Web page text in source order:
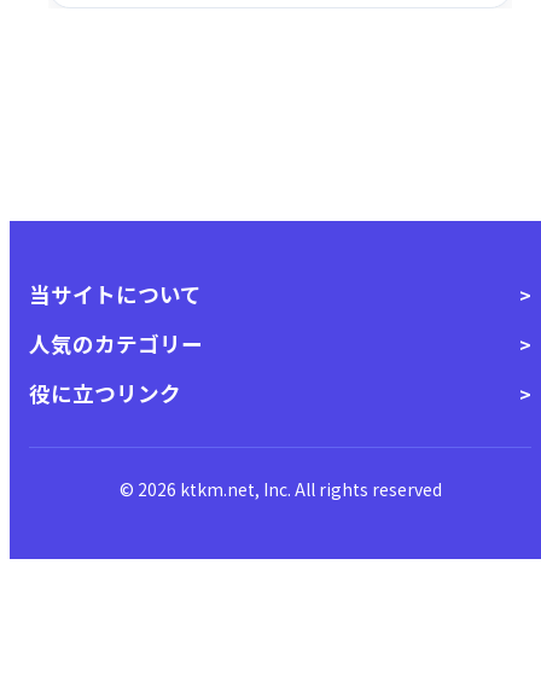
当サイトについて
人気のカテゴリー
役に立つリンク
© 2026 ktkm.net, Inc. All rights reserved